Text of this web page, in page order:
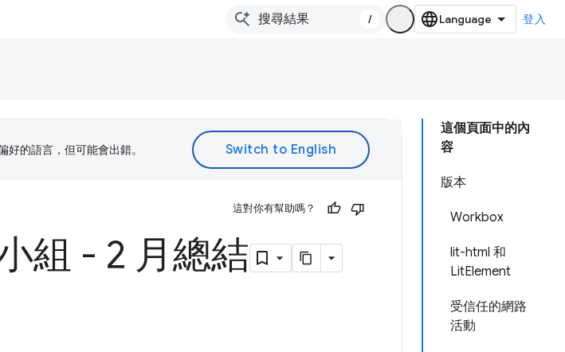
/ 登入
這個頁面中的內
容
版本
Workbox
lit-html 和
LitElement
受信任的網路
活動
的語言，但可能會出錯。
這對你有幫助嗎？
組 - 2 月總結